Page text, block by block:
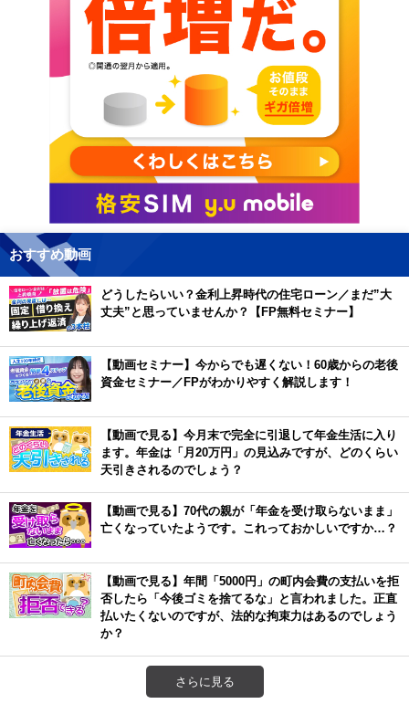
おすすめ動画
どうしたらいい？金利上昇時代の住宅ローン／まだ”大
丈夫”と思っていませんか？【FP無料セミナー】
【動画セミナー】今からでも遅くない！60歳からの老後
資金セミナー／FPがわかりやすく解説します！
【動画で見る】今月末で完全に引退して年金生活に入り
ます。年金は「月20万円」の見込みですが、どのくらい
天引きされるのでしょう？
【動画で見る】70代の親が「年金を受け取らないまま」
亡くなっていたようです。これっておかしいですか…？
【動画で見る】年間「5000円」の町内会費の支払いを拒
否したら「今後ゴミを捨てるな」と言われました。正直
払いたくないのですが、法的な拘束力はあるのでしょう
か？
さらに見る